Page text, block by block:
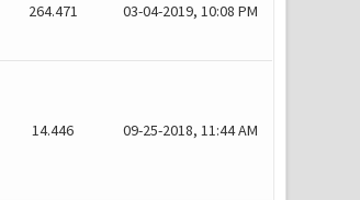
264.471 03-04-2019, 10:08 PM
14.446 09-25-2018, 11:44 AM